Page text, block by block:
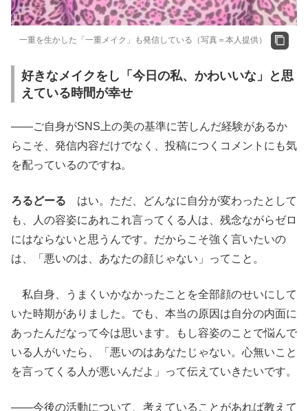
一重を生かした「一重メイク」も発信している（写真＝本人提供）
好きなメイクをし「今日の私、かわいいな」と思
えている時間が幸せ
――ご自身がSNS上の美の基準に苦しんだ経験があるか
らこそ、発信内容だけでなく、投稿につくコメントにも気
を配っているのですね。
ろるどーる はい。ただ、どんなに自分が変わったとして
も、人の容姿にあれこれ言ってくる人は、残念ながらゼロ
にはならないと思うんです。だからこそ強く言いたいの
は、「悪いのは、あなたの顔じゃない」ってこと。
私自身、うまくいかなかったことを全部顔のせいにして
いた時期がありました。でも、本当の原因は自分の内面に
あったんだなって今は思います。もし容姿のことで悩んで
いる人がいたら、「悪いのはあなたじゃない。心無いこと
を言ってくる人が悪いんだよ」って伝えていきたいです。
――今後の活動について、考えていることがあれば教えて